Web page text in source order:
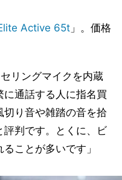
Active 65t 」。価格
リングマイクを内蔵
に通話する人に指名買
切り音や雑踏の音を拾
評判です。とくに、ビ
ことが多いです」